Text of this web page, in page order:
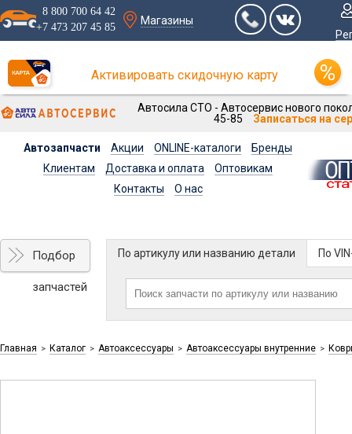
8 800 700 64 42
+7 473 207 45 85
Магазины
Активировать скидочную карту
Автосила СТО - Автосервис нового
45-85
Записаться на
Автозапчасти Акции ONLINE-каталоги
Бренды
Клиентам
Доставка и оплата
Оптовикам
Контакты
О нас
Подбор
запчастей
По артикулу или названию детали По
Главная > Каталог > Автоаксессуары > Автоаксессуары внутренние >